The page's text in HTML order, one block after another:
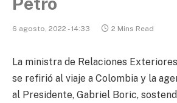
6 agosto, 2022 - 14:33 2 Mins Read
La ministra de Relaciones
se refirió al viaje a Colombia y la
al Presidente, Gabriel Boric,